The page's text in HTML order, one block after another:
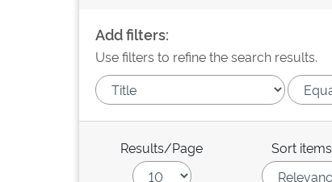
Add filters:
Use filters to refine the search results.
Results/Page Sort